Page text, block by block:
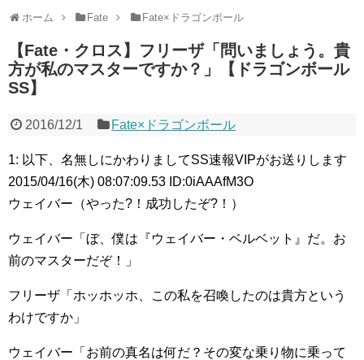
ホーム Fate Fate×ドラゴンボール
【Fate・クロス】フリーザ「問いましょう。貴
方が私のマスターですか？」【ドラゴンボール
SS】
2016/12/1 Fate×ドラゴンボール
1: 以下、名無しにかわりましてSS速報VIPがお送りします
2015/04/16(木) 08:07:09.53 ID:0iAAAfM3O
ウェイバー（やった?！成功したぞ?！）
ウェイバー「ぼ、僕は『ウェイバー・ベルベット』だ。お
前のマスターだぞ！」
フリーザ「ホッホッホ、この私を召喚したのは貴方という
わけですか」
ウェイバー「お前の真名は何だ？その変な乗り物に乗って